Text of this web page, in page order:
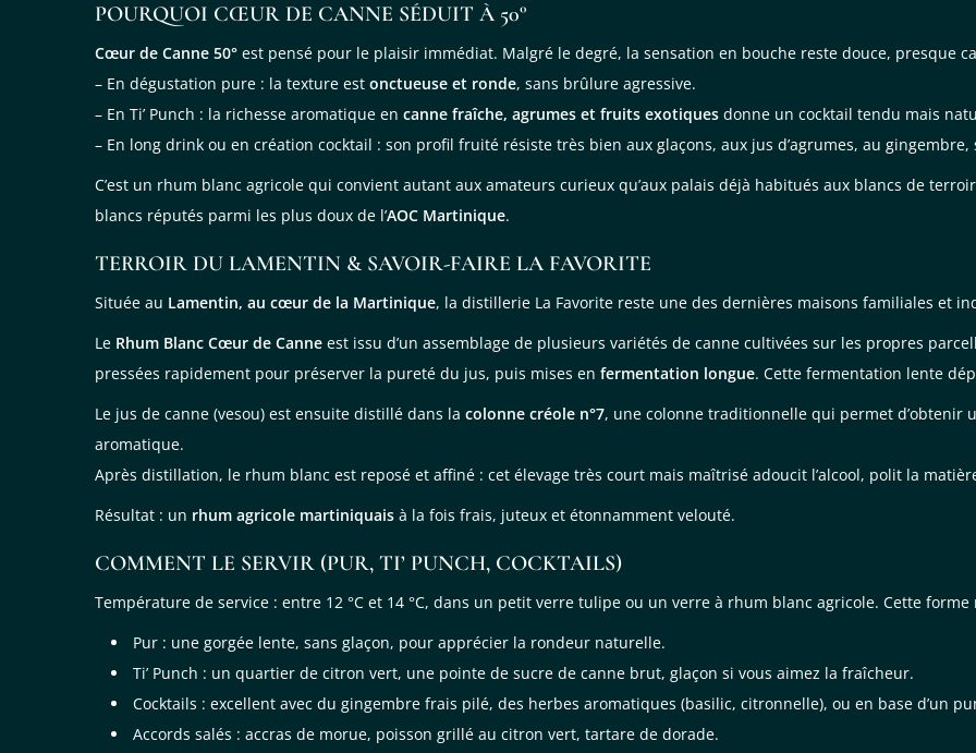
POURQUOI CŒUR DE CANNE SÉDUIT À 50°
Cœur de Canne 50° est pensé pour le plaisir immédiat. Malgré le degré, la sensation en bouche reste douce, presque
– En dégustation pure : la texture est onctueuse et ronde, sans brûlure agressive.
– En Ti’ Punch : la richesse aromatique en canne fraîche, agrumes et fruits exotiques donne un cocktail tendu mais
– En long drink ou en création cocktail : son profil fruité résiste très bien aux glaçons, aux jus d’agrumes, au
C’est un rhum blanc agricole qui convient autant aux amateurs curieux qu’aux palais déjà habitués aux blancs de
blancs réputés parmi les plus doux de l’AOC Martinique.
TERROIR DU LAMENTIN & SAVOIR-FAIRE LA FAVORITE
Située au Lamentin, au cœur de la Martinique, la distillerie La Favorite reste une des dernières maisons familiales et
Le Rhum Blanc Cœur de Canne est issu d’un assemblage de plusieurs variétés de canne cultivées sur les propres
pressées rapidement pour préserver la pureté du jus, puis mises en fermentation longue. Cette fermentation lente
Le jus de canne (vesou) est ensuite distillé dans la colonne créole n°7, une colonne traditionnelle qui permet d’obtenir
aromatique.
Après distillation, le rhum blanc est reposé et affiné : cet élevage très court mais maîtrisé adoucit l’alcool, polit la
Résultat : un rhum agricole martiniquais à la fois frais, juteux et étonnamment velouté.
COMMENT LE SERVIR (PUR, TI’ PUNCH, COCKTAILS)
Température de service : entre 12 °C et 14 °C, dans un petit verre tulipe ou un verre à rhum blanc agricole. Cette forme
Pur : une gorgée lente, sans glaçon, pour apprécier la rondeur naturelle.
Ti’ Punch : un quartier de citron vert, une pointe de sucre de canne brut, glaçon si vous aimez la fraîcheur.
Cocktails : excellent avec du gingembre frais pilé, des herbes aromatiques (basilic, citronnelle), ou en base d’un
Accords salés : accras de morue, poisson grillé au citron vert, tartare de dorade.